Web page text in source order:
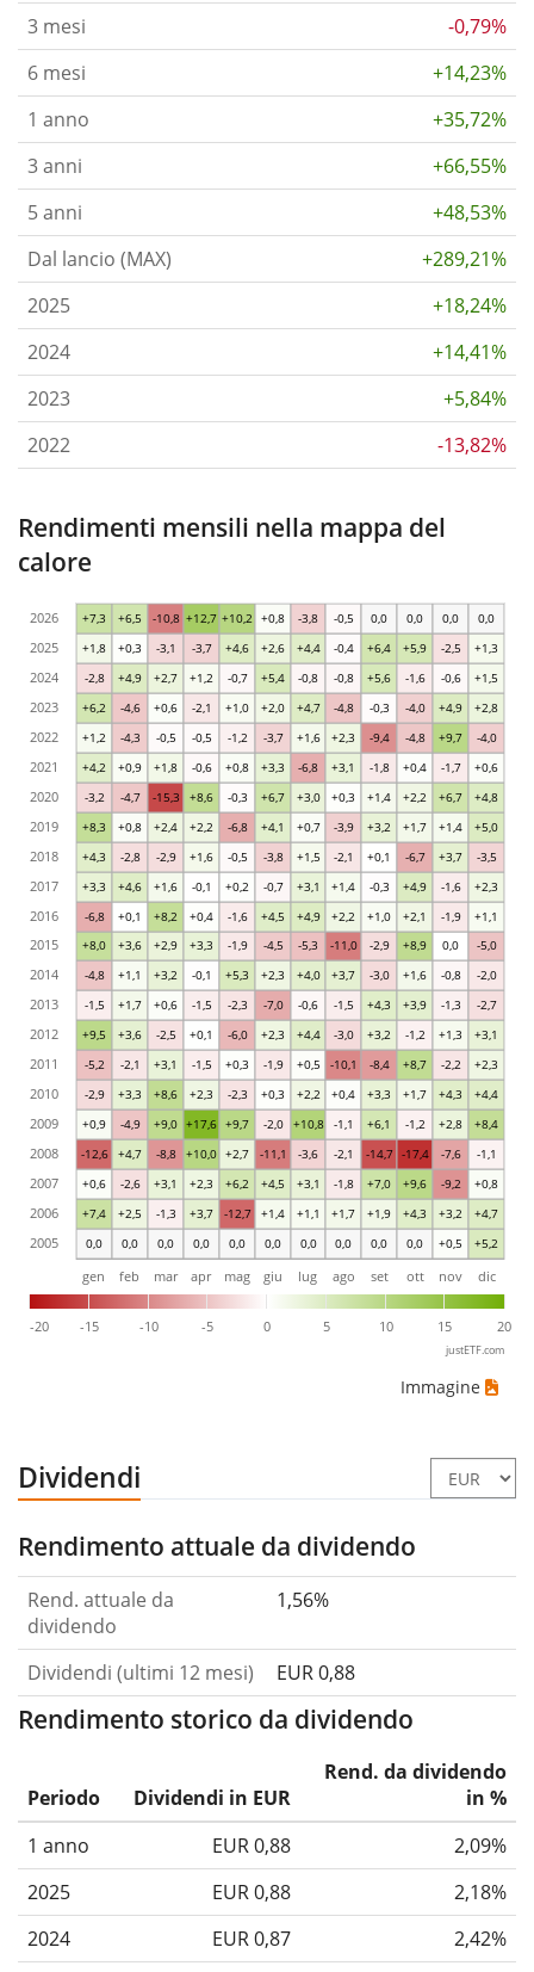
3 mesi
-0,79%
6 mesi
+14,23%
1 anno
+35,72%
3 anni
+66,55%
5 anni
+48,53%
Dal lancio (MAX)
+289,21%
2025
+18,24%
2024
+14,41%
2023
+5,84%
2022
-13,82%
Rendimenti mensili nella mappa del
calore
0,0 0,0 0,0 0,0 0,0 0,0 0,0 0,0 0,0 0,0 +0,5 +5,2
+7,4 +2,5 -1,3 +3,7 -12,7 +1,4 +1,1 +1,7 +1,9 +4,3 +3,2 +4,7
+0,6 -2,6 +3,1 +2,3 +6,2 +4,5 +3,1 -1,8 +7,0 +9,6 -9,2 +0,8
-12,6 +4,7 -8,8 +10,0 +2,7 -11,1 -3,6 -2,1 -14,7 -17,4 -7,6 -1,1
+0,9 -4,9 +9,0 +17,6 +9,7 -2,0 +10,8 -1,1 +6,1 -1,2 +2,8 +8,4
-2,9 +3,3 +8,6 +2,3 -2,3 +0,3 +2,2 +0,4 +3,3 +1,7 +4,3 +4,4
-5,2 -2,1 +3,1 -1,5 +0,3 -1,9 +0,5 -10,1 -8,4 +8,7 -2,2 +2,3
+9,5 +3,6 -2,5 +0,1 -6,0 +2,3 +4,4 -3,0 +3,2 -1,2 +1,3 +3,1
-1,5 +1,7 +0,6 -1,5 -2,3 -7,0 -0,6 -1,5 +4,3 +3,9 -1,3 -2,7
-4,8 +1,1 +3,2 -0,1 +5,3 +2,3 +4,0 +3,7 -3,0 +1,6 -0,8 -2,0
+8,0 +3,6 +2,9 +3,3 -1,9 -4,5 -5,3 -11,0 -2,9 +8,9 0,0 -5,0
-6,8 +0,1 +8,2 +0,4 -1,6 +4,5 +4,9 +2,2 +1,0 +2,1 -1,9 +1,1
+3,3 +4,6 +1,6 -0,1 +0,2 -0,7 +3,1 +1,4 -0,3 +4,9 -1,6 +2,3
+4,3 -2,8 -2,9 +1,6 -0,5 -3,8 +1,5 -2,1 +0,1 -6,7 +3,7 -3,5
+8,3 +0,8 +2,4 +2,2 -6,8 +4,1 +0,7 -3,9 +3,2 +1,7 +1,4 +5,0
-3,2 -4,7 -15,3 +8,6 -0,3 +6,7 +3,0 +0,3 +1,4 +2,2 +6,7 +4,8
+4,2 +0,9 +1,8 -0,6 +0,8 +3,3 -6,8 +3,1 -1,8 +0,4 -1,7 +0,6
+1,2 -4,3 -0,5 -0,5 -1,2 -3,7 +1,6 +2,3 -9,4 -4,8 +9,7 -4,0
+6,2 -4,6 +0,6 -2,1 +1,0 +2,0 +4,7 -4,8 -0,3 -4,0 +4,9 +2,8
-2,8 +4,9 +2,7 +1,2 -0,7 +5,4 -0,8 -0,8 +5,6 -1,6 -0,6 +1,5
+1,8 +0,3 -3,1 -3,7 +4,6 +2,6 +4,4 -0,4 +6,4 +5,9 -2,5 +1,3
+7,3 +6,5 -10,8 +12,7 +10,2 +0,8 -3,8 -0,5 0,0 0,0 0,0 0,0
-20 -15 -10 -5 0 5 10 15 20
gen feb mar apr mag giu lug ago set ott nov dic
2005
2006
2007
2008
2009
2010
2011
2012
2013
2014
2015
2016
2017
2018
2019
2020
2021
2022
2023
2024
2025
2026
justETF.com
Immagine
Dividendi
Rendimento attuale da dividendo
Rend. attuale da
dividendo
1,56%
Dividendi (ultimi 12 mesi) EUR 0,88
Rendimento storico da dividendo
Periodo Dividendi in EUR
Rend. da dividendo
in %
1 anno
EUR 0,88
2,09%
2025
EUR 0,88
2,18%
2024
EUR 0,87
2,42%